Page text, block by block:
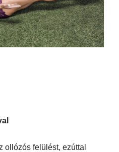
ollózós felülést, ezúttal